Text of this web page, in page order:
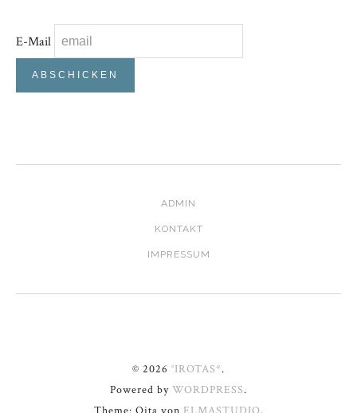
E-Mail
ADMIN
KONTAKT
IMPRESSUM
© 2026 °IROTAS*.
Powered by WORDPRESS.